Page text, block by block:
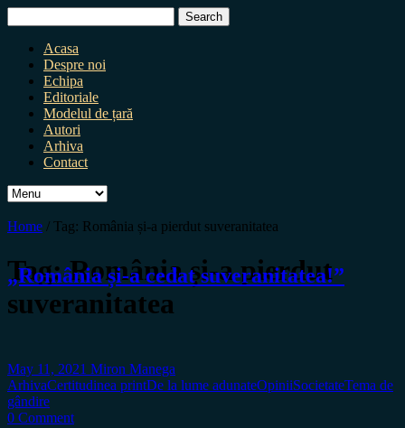
for:
Acasa
Despre noi
Echipa
Editoriale
Modelul de țară
Autori
Arhiva
Contact
Home / Tag: România și-a pierdut suveranitatea
Tag:România și-a pierdut
suveranitatea
„România și-a cedat suveranitatea!”
May 11, 2021 Miron Manega
ArhivaCertitudinea printDe la lume adunateOpiniiSocietateTema de
gândire
0 Comment